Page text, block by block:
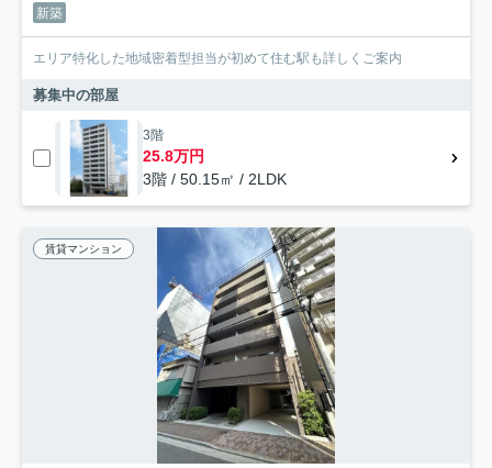
新築
エリア特化した地域密着型担当が初めて住む駅も詳しくご案内
募集中の部屋
3階
25.8万円
3階 / 50.15㎡ / 2LDK
賃貸マンション